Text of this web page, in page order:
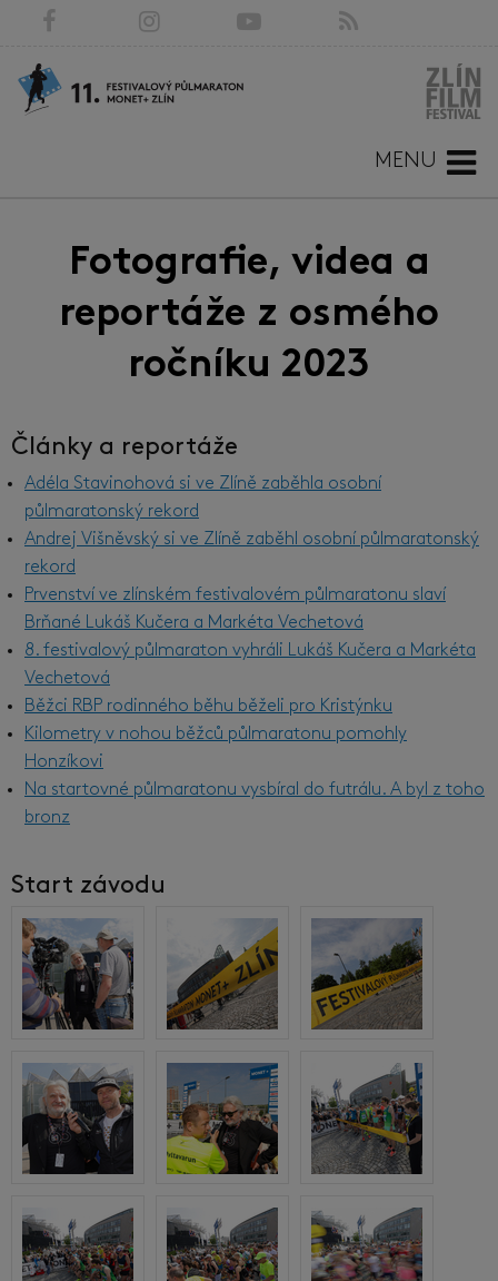
MENU
Fotografie, videa a
reportáže z osmého
ročníku 2023
Články a reportáže
Adéla Stavinohová si ve Zlíně zaběhla osobní
půlmaratonský rekord
Andrej Višněvský si ve Zlíně zaběhl osobní půlmaratonský
rekord
Prvenství ve zlínském festivalovém půlmaratonu slaví
Brňané Lukáš Kučera a Markéta Vechetová
8. festivalový půlmaraton vyhráli Lukáš Kučera a Markéta
Vechetová
Běžci RBP rodinného běhu běželi pro Kristýnku
Kilometry v nohou běžců půlmaratonu pomohly
Honzíkovi
Na startovné půlmaratonu vysbíral do futrálu. A byl z toho
bronz
Start závodu